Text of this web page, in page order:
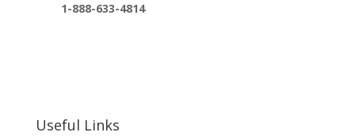
1-888-633-4814
Useful Links